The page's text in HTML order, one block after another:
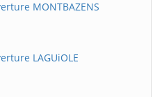
MONTBAZENS
LAGUiOLE